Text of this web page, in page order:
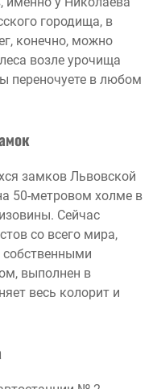
городища, в
конечно, можно
возле урочища
переночуете в любом
замков Львовской
50-метровом холме в
Сейчас
со всего мира,
собственными
выполнен в
весь колорит и